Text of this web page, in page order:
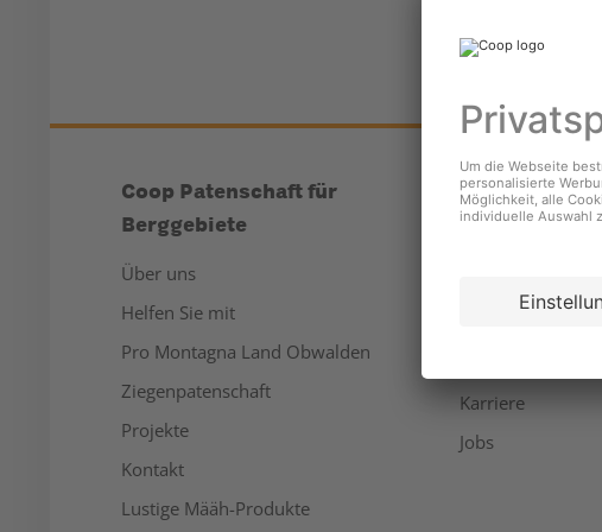
Coop Patenschaft für
Berggebiete
Über uns
Helfen Sie mit
Pro Montagna Land Obwalden
Ziegenpatenschaft
Projekte
Kontakt
Lustige Määh-Produkte
Unternehmen
Karriere
Jobs